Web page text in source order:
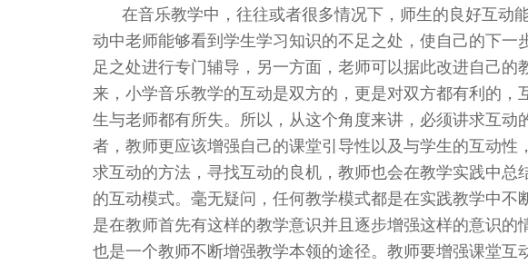
在音乐教学中，往往或者很多情况下，师生的良好互动
动中老师能够看到学生学习知识的不足之处，使自己的下
足之处进行专门辅导，另一方面，老师可以据此改进自己
来，小学音乐教学的互动是双方的，更是对双方都有利的
生与老师都有所失。所以，从这个角度来讲，必须讲求互
者，教师更应该增强自己的课堂引导性以及与学生的互动
求互动的方法，寻找互动的良机，教师也会在教学实践中
的互动模式。毫无疑问，任何教学模式都是在实践教学中
是在教师首先有这样的教学意识并且逐步增强这样的意识的
也是一个教师不断增强教学本领的途径。教师要增强课堂